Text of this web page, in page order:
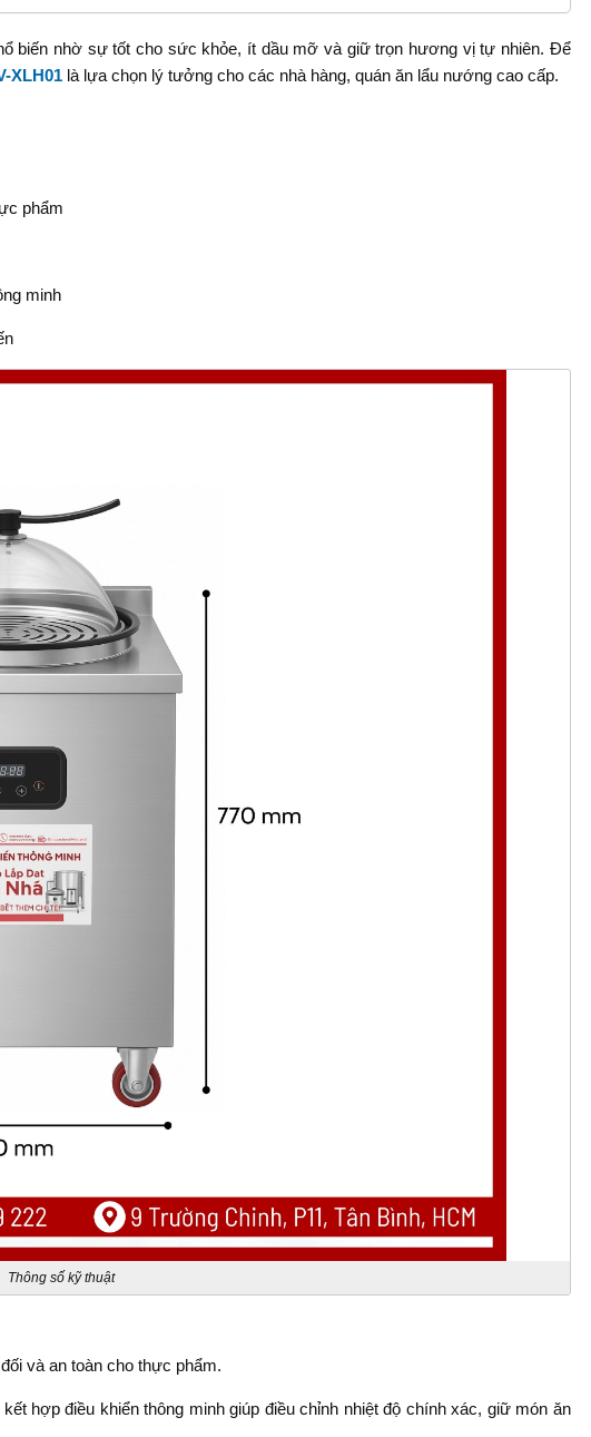
biến nhờ sự tốt cho sức khỏe, ít dầu mỡ và giữ trọn hương vị tự nhiên. Để
XLH01là lựa chọn lý tưởng cho các nhà hàng, quán ăn lẩu nướng cao cấp.
phẩm
minh
Thông số kỹ thuật
và an toàn cho thực phẩm.
hợp điều khiển thông minh giúp điều chỉnh nhiệt độ chính xác, giữ món ăn